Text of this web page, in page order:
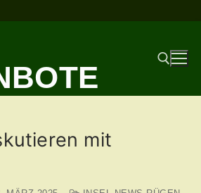
mit